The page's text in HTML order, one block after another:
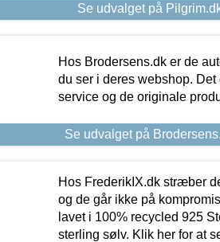
Se udvalget på
Hos Brodersens.dk er de
du ser i deres webshop.
service og de originale
Se udvalget på
Hos FrederikIX.dk stræber
og de går ikke på
lavet i 100% recycled 925
sterling sølv. Klik her for at